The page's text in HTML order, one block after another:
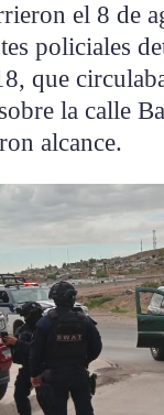
el 8 de
policiales
que
la calle
alcance.